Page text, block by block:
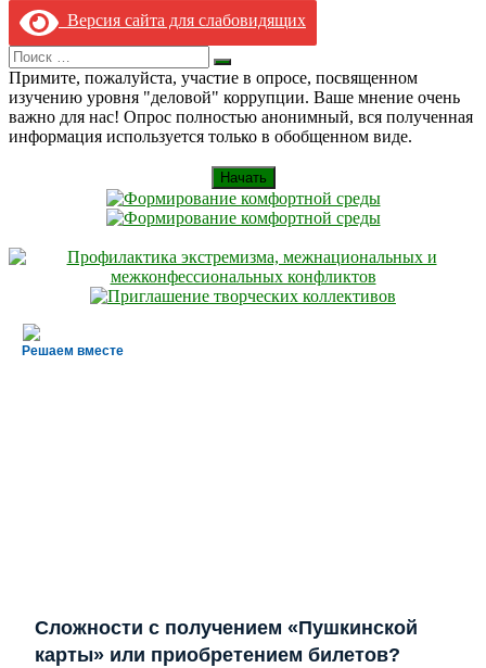
Версия сайта для слабовидящих
Search
for:
Искать
Примите, пожалуйста, участие в опросе, посвященном
изучению уровня "деловой" коррупции. Ваше мнение очень
важно для нас! Опрос полностью анонимный, вся полученная
информация используется только в обобщенном виде.
Начать
Решаем вместе
Сложности с получением «Пушкинской
карты» или приобретением билетов?